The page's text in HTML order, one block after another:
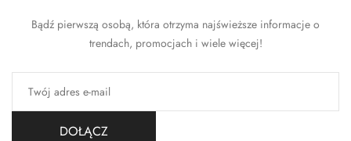
Bądź pierwszą osobą, która otrzyma najświeższe informacje o
trendach, promocjach i wiele więcej!
DOŁĄCZ